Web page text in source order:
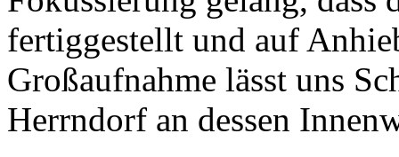
fertiggestellt und auf
Großaufnahme lässt uns
Herrndorf an dessen